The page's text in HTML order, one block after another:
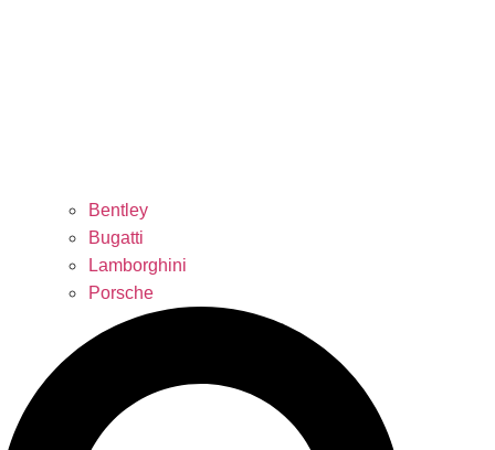
Bentley
Bugatti
Lamborghini
Porsche